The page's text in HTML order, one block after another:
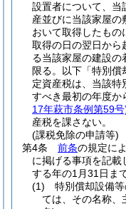
設置者について、当
産並びに当該家屋の
おいて取得したもの
取得の日の翌日から
る当該家屋の建設の
限る。以下「特別
定資産税は、当該特
すべき最初の年度か
17年萩市条例第59号
産税を課さない。
(課税免除の申請等)
第4条
前条の規定に
に掲げる事項を記載
する年の1月31日ま
(1)
特別償却設備
ては、その名称、